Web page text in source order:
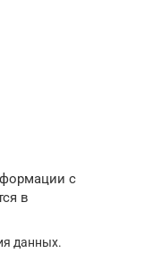
с
в
данных.